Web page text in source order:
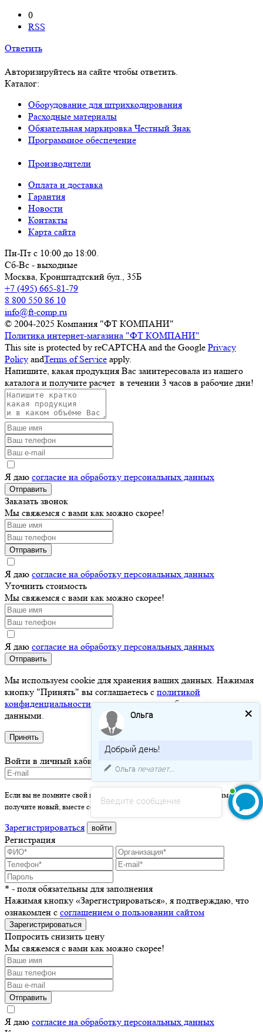
0
RSS
Ответить
Авторизируйтесь на сайте чтобы ответить.
Каталог:
Оборудование для штрихкодирования
Расходные материалы
Обязательная маркировка Честный Знак
Программное обеспечение
Производители
Оплата и доставка
Гарантия
Новости
Контакты
Карта сайта
Пн-Пт с 10:00 до 18:00.
Сб-Вс - выходные
Москва, Кронштадтский бул., 35Б
+7 (495) 665-81-79
8 800 550 86 10
info@ft-comp.ru
© 2004-2025 Компания "ФТ КОМПАНИ"
Политика интернет-магазина "ФТ КОМПАНИ"
This site is protected by reCAPTCHA and the Google Privacy
Policy andTerms of Service apply.
Напишите, какая продукция Вас заинтересовала из нашего
каталога и получите расчет в течении 3 часов в рабочие дни!
Я даю согласие на обработку персональных данных
Отправить
Заказать звонок
Мы свяжемся с вами как можно скорее!
Отправить
Я даю согласие на обработку персональных данных
Уточнить стоимость
Мы свяжемся с вами как можно скорее!
Я даю согласие на обработку персональных данных
Отправить
Мы используем cookie для хранения ваших данных. Нажимая
кнопку "Принять" вы соглашаетесь с политикой
конфиденциальностии разрешаете нам работать с вашими
данными.
Принять
Войти в личный кабинет
Если вы не помните свой пароль - просто оставьте это поле пустым и вы
получите новый, вместе со ссылкой на активацию.
Зарегистрироваться войти
Регистрация
* - поля обязательны для заполнения
Нажимая кнопку «Зарегистрироваться», я подтверждаю, что
ознакомлен с соглашением о пользовании сайтом
Зарегистрироваться
Попросить снизить цену
Мы свяжемся с вами как можно скорее!
Отправить
Я даю согласие на обработку персональных данных
Введите сообщение
Ольга
Добрый день!
Ольга печатает...